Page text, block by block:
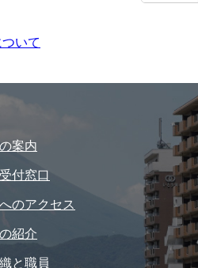
いて
案内
付窓口
のアクセス
紹介
と職員